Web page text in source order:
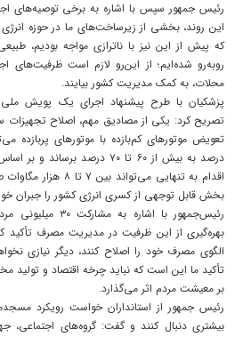
رئیس جمهور سپس با اشاره به برخی توصیه‌های
این روند، بخشی از زیرساخت‌های ما در حوزه
که پیش از این نیز با ناترازی مواجه بودیم،
روبه‌رو شده‌ایم؛ از این‌رو لازم است ظرفیت‌های
محلات، به کمک مدیریت کشور بیایند.
پزشکیان با طرح پیشنهاد اجرای یک پویش
تصریح کرد: یکی از مصادیق مهم، اصلاح تجهیزات
درصد به بیش از ۶۰ تا ۷۰ درصد
اقدام به تنهایی
بخش قابل توجهی از کسری انرژی کشور را جبران
رئیس‌جمهور با
بهره‌گیری از این ظرفیت در مدیریت مصرف تأکید
الگوی مصرف خود را اصلاح کنند، دیگر نیازی
تأکید ما این است که نباید چرخه اقتصاد و تولید
بر معیشت مردم اثر می‌گذارد.
رئیس جمهور از استانداران خواست رویکرد
بیشتری دنبال کنند و گفت: گروه‌های اجتماعی،